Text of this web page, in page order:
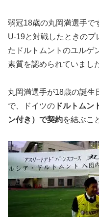
弱冠18歳の丸岡満選手で
U-19と対戦したときのプ
たドルトムントのユルゲ
素質を認められていまし
丸岡満選手が18歳の誕生
で、ドイツの ドルトムン
ン付き）で契約を結ぶこ